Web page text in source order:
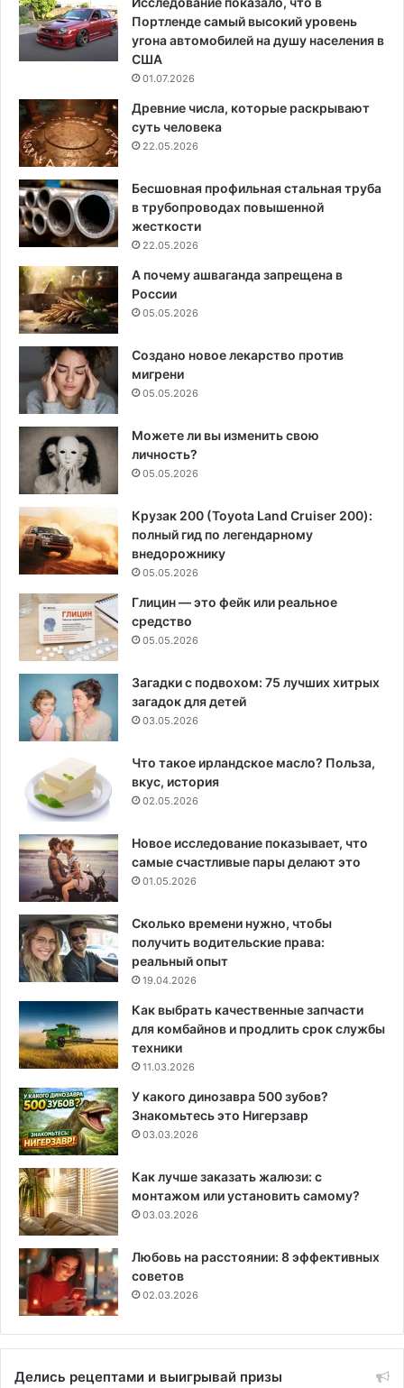
Портленде самый высокий уровень
угона автомобилей на душу населения в
США
01.07.2026
Древние числа, которые раскрывают
суть человека
22.05.2026
Бесшовная профильная стальная труба
в трубопроводах повышенной
жесткости
22.05.2026
А почему ашваганда запрещена в
России
05.05.2026
Создано новое лекарство против
мигрени
05.05.2026
Можете ли вы изменить свою
личность?
05.05.2026
Крузак 200 (Toyota Land Cruiser 200):
полный гид по легендарному
внедорожнику
05.05.2026
Глицин — это фейк или реальное
средство
05.05.2026
Загадки с подвохом: 75 лучших хитрых
загадок для детей
03.05.2026
Что такое ирландское масло? Польза,
вкус, история
02.05.2026
Новое исследование показывает, что
самые счастливые пары делают это
01.05.2026
Сколько времени нужно, чтобы
получить водительские права:
реальный опыт
19.04.2026
Как выбрать качественные запчасти
для комбайнов и продлить срок службы
техники
11.03.2026
У какого динозавра 500 зубов?
Знакомьтесь это Нигерзавр
03.03.2026
Как лучше заказать жалюзи: с
монтажом или установить самому?
03.03.2026
Любовь на расстоянии: 8 эффективных
советов
02.03.2026
Делись рецептами и выигрывай призы